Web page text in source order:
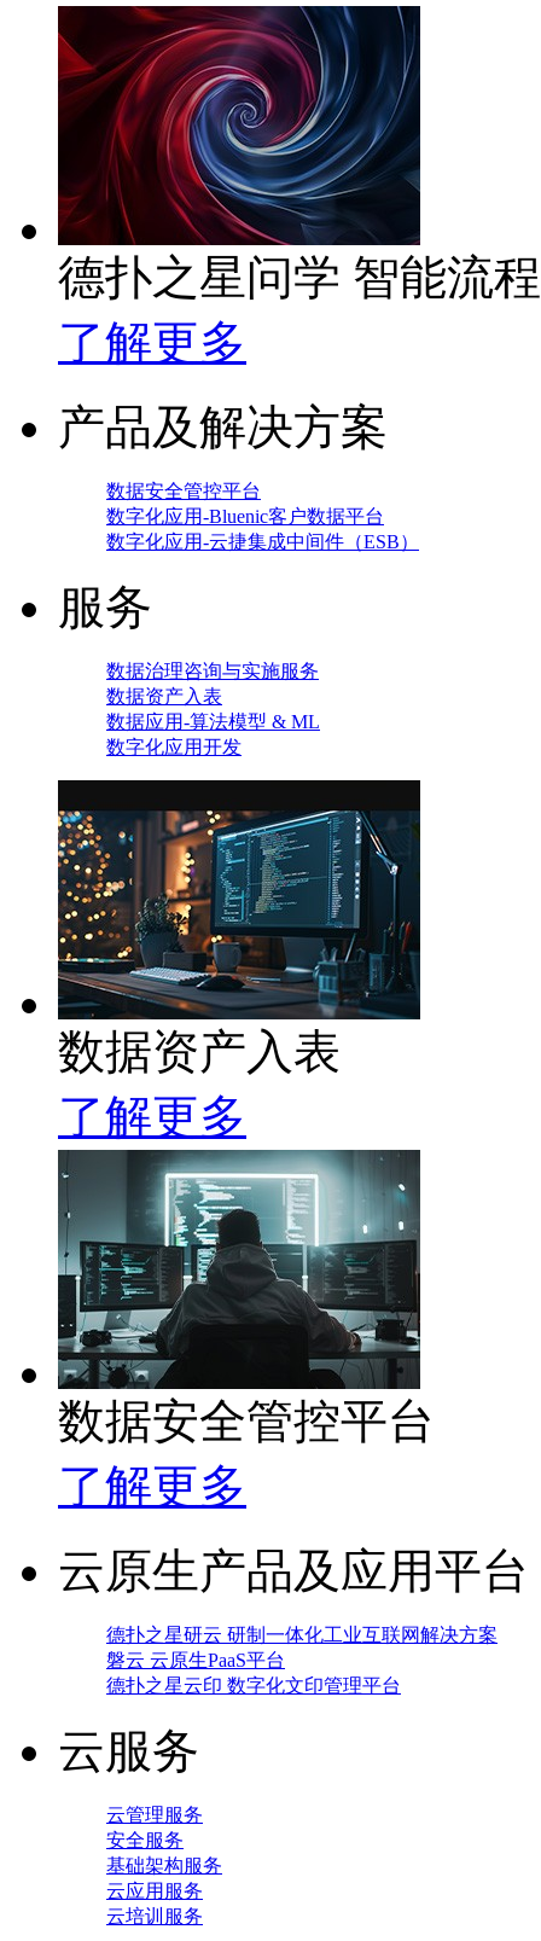
德扑之星问学 智能流
了解更多
产品及解决方案
数据安全管控平台
数字化应用-Bluenic客户数据平台
数字化应用-云捷集成中间件（ESB）
服务
数据治理咨询与实施服务
数据资产入表
数据应用-算法模型 & ML
数字化应用开发
数据资产入表
了解更多
数据安全管控平台
了解更多
云原生产品及应用平台
德扑之星研云 研制一体化工业互联网解决方案
磐云 云原生PaaS平台
德扑之星云印 数字化文印管理平台
云服务
云管理服务
安全服务
基础架构服务
云应用服务
云培训服务